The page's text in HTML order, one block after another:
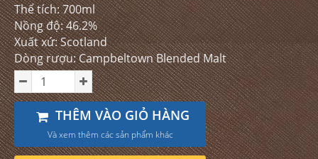
Thể tích: 700ml
Nồng độ: 46.2%
Xuất xứ: Scotland
Dòng rượu: Campbeltown Blended Malt
THÊM VÀO GIỎ HÀNG
Và xem thêm các sản phẩm khác